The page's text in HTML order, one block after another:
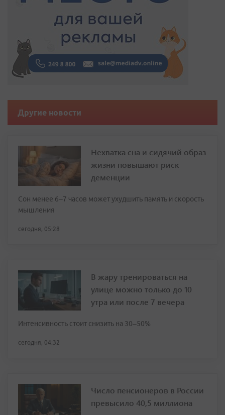
Другие новости
Нехватка сна и сидячий образ
жизни повышают риск
деменции
Сон менее 6–7 часов может ухудшить память и скорость
мышления
сегодня, 05:28
В жару тренироваться на
улице можно только до 10
утра или после 7 вечера
Интенсивность стоит снизить на 30–50%
сегодня, 04:32
Число пенсионеров в России
превысило 40,5 миллиона